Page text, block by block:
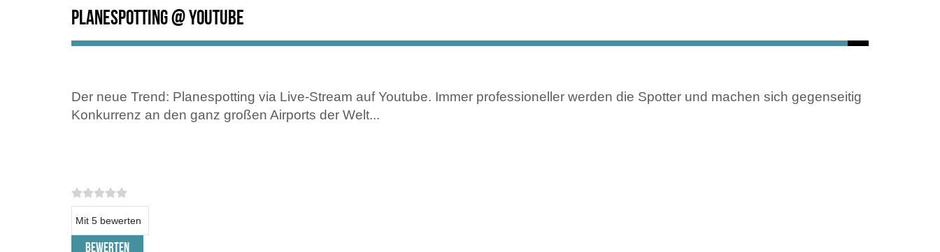
Planespotting @ Youtube
Der neue Trend: Planespotting via Live-Stream auf Youtube. Immer professioneller werden die Spotter und machen sich gegenseitig
Konkurrenz an den ganz großen Airports der Welt...